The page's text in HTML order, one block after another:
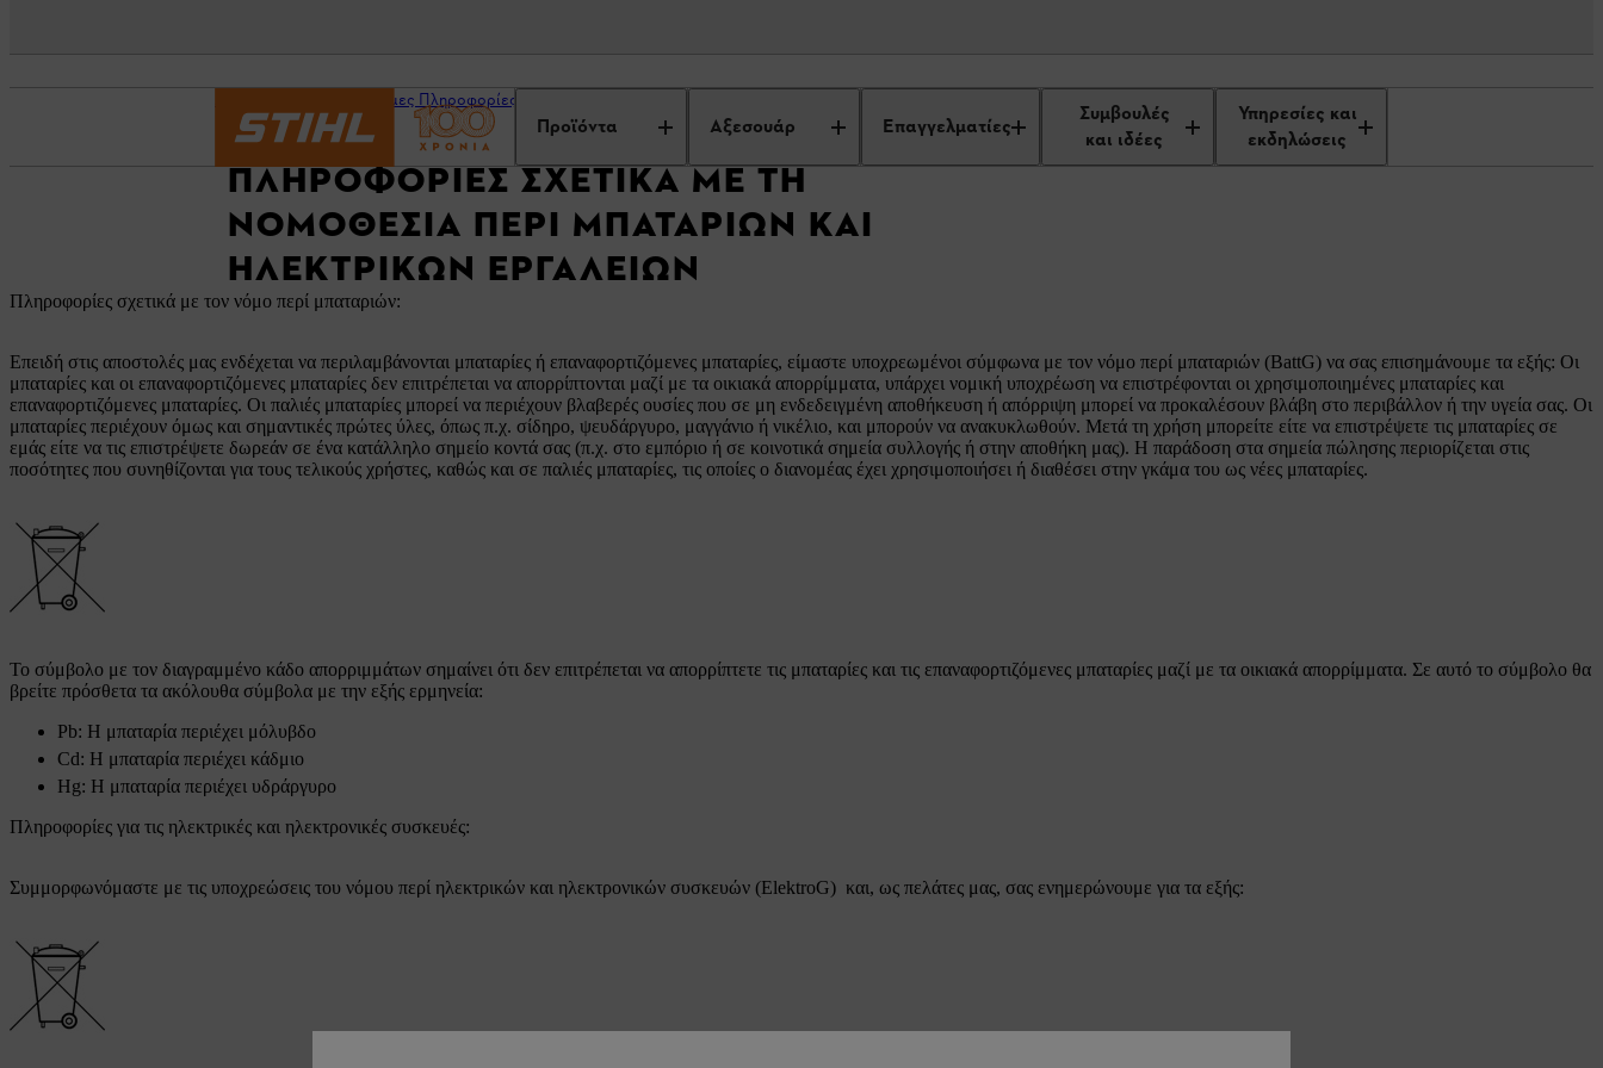
Προϊόντα Αξεσουάρ Επαγγελματίες
Συμβουλές
και ιδέες
Υπηρεσίες και
εκδηλώσεις
Χρήσιμες Πληροφορίες Απόρριψη μπαταριών και ηλεκτρικών μηχανημάτων
ΠΛΗΡΟΦΟΡΊΕΣ ΣΧΕΤΙΚΆ ΜΕ ΤΗ
ΝΟΜΟΘΕΣΊΑ ΠΕΡΊ ΜΠΑΤΑΡΙΏΝ ΚΑΙ
ΗΛΕΚΤΡΙΚΏΝ ΕΡΓΑΛΕΊΩΝ
Πληροφορίες σχετικά με τον νόμο περί μπαταριών:
Επειδή στις αποστολές μας ενδέχεται να περιλαμβάνονται μπαταρίες ή επαναφορτιζόμενες μπαταρίες, είμαστε υποχρεωμένοι σύμφωνα με τον νόμο περί μπαταριών (BattG) να σας επισημάνουμε τα εξής: Οι
μπαταρίες και οι επαναφορτιζόμενες μπαταρίες δεν επιτρέπεται να απορρίπτονται μαζί με τα οικιακά απορρίμματα, υπάρχει νομική υποχρέωση να επιστρέφονται οι χρησιμοποιημένες μπαταρίες και
επαναφορτιζόμενες μπαταρίες. Οι παλιές μπαταρίες μπορεί να περιέχουν βλαβερές ουσίες που σε μη ενδεδειγμένη αποθήκευση ή απόρριψη μπορεί να προκαλέσουν βλάβη στο περιβάλλον ή την υγεία σας. Οι
μπαταρίες περιέχουν όμως και σημαντικές πρώτες ύλες, όπως π.χ. σίδηρο, ψευδάργυρο, μαγγάνιο ή νικέλιο, και μπορούν να ανακυκλωθούν. Μετά τη χρήση μπορείτε είτε να επιστρέψετε τις μπαταρίες σε
εμάς είτε να τις επιστρέψετε δωρεάν σε ένα κατάλληλο σημείο κοντά σας (π.χ. στο εμπόριο ή σε κοινοτικά σημεία συλλογής ή στην αποθήκη μας). Η παράδοση στα σημεία πώλησης περιορίζεται στις
ποσότητες που συνηθίζονται για τους τελικούς χρήστες, καθώς και σε παλιές μπαταρίες, τις οποίες ο διανομέας έχει χρησιμοποιήσει ή διαθέσει στην γκάμα του ως νέες μπαταρίες.
Το σύμβολο με τον διαγραμμένο κάδο απορριμμάτων σημαίνει ότι δεν επιτρέπεται να απορρίπτετε τις μπαταρίες και τις επαναφορτιζόμενες μπαταρίες μαζί με τα οικιακά απορρίμματα. Σε αυτό το σύμβολο θα
βρείτε πρόσθετα τα ακόλουθα σύμβολα με την εξής ερμηνεία:
Pb: Η μπαταρία περιέχει μόλυβδο
Cd: Η μπαταρία περιέχει κάδμιο
Hg: Η μπαταρία περιέχει υδράργυρο
Πληροφορίες για τις ηλεκτρικές και ηλεκτρονικές συσκευές:
Συμμορφωνόμαστε με τις υποχρεώσεις του νόμου περί ηλεκτρικών και ηλεκτρονικών συσκευών (ElektroG) και, ως πελάτες μας, σας ενημερώνουμε για τα εξής: